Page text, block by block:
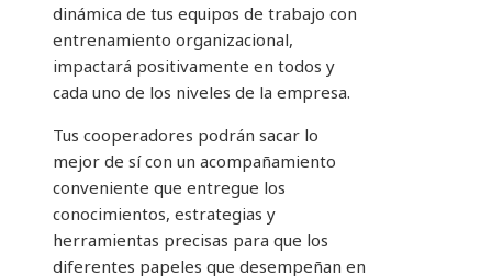
dinámica de tus equipos de trabajo con
entrenamiento organizacional,
impactará positivamente en todos y
cada uno de los niveles de la empresa.
Tus cooperadores podrán sacar lo
mejor de sí con un acompañamiento
conveniente que entregue los
conocimientos, estrategias y
herramientas precisas para que los
diferentes papeles que desempeñan en